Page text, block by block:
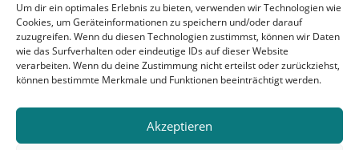
Um dir ein optimales Erlebnis zu bieten, verwenden wir Technologien wie
Cookies, um Geräteinformationen zu speichern und/oder darauf
zuzugreifen. Wenn du diesen Technologien zustimmst, können wir Daten
wie das Surfverhalten oder eindeutige IDs auf dieser Website
verarbeiten. Wenn du deine Zustimmung nicht erteilst oder zurückziehst,
können bestimmte Merkmale und Funktionen beeinträchtigt werden.
Akzeptieren